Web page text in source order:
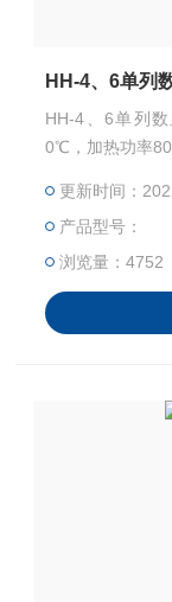
HH-4、6单列
HH-4、6单列
0℃，加热功率
更新时间：
产品型号：
浏览量：4752